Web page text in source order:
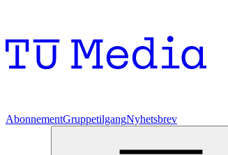
AbonnementGruppetilgangNyhetsbrev